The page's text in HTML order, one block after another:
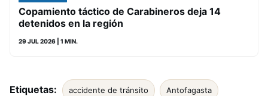
Copamiento táctico de Carabineros deja 14
detenidos en la región
29 JUL 2026 | 1 MIN.
Etiquetas: accidente de tránsito Antofagasta